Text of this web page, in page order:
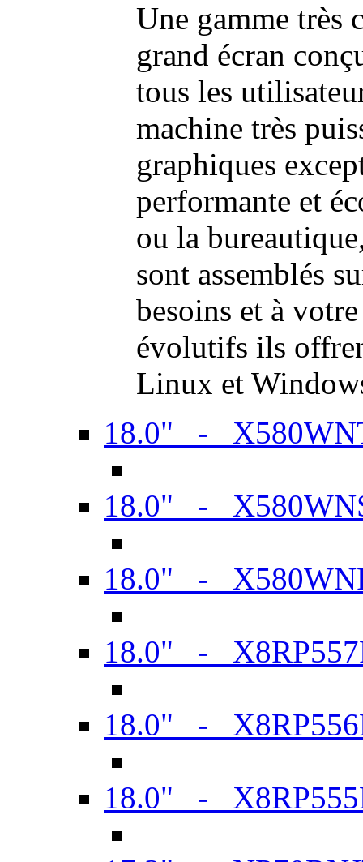
Une gamme très
grand écran
tous les
machine très
graphiques
performante et
ou la
sont assemblés
besoins et à
évolutifs ils
Linux et
18.0" -
18.0" -
18.0" -
18.0" -
18.0" -
18.0" -